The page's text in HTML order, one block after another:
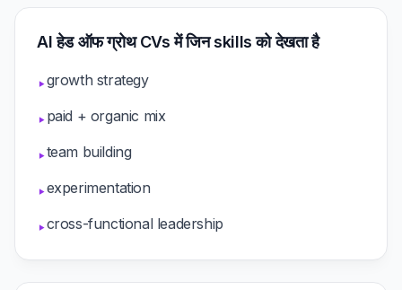
AI हेड ऑफ ग्रोथ CVs में जिन skills को देखता है
▸growth strategy
▸paid + organic mix
▸team building
▸experimentation
▸cross-functional leadership